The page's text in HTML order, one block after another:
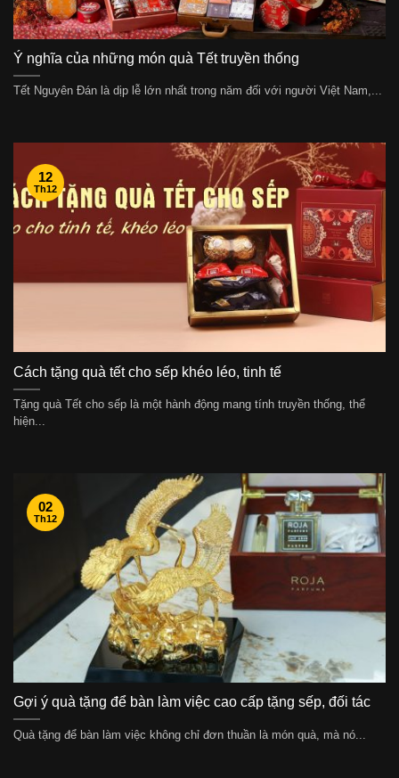
Ý nghĩa của những món quà Tết truyền thống
Tết Nguyên Đán là dịp lễ lớn nhất trong năm đối với người Việt Nam,...
Cách tặng quà tết cho sếp khéo léo, tinh tế
Tặng quà Tết cho sếp là một hành động mang tính truyền thống, thể
hiện...
12
Th12
Gợi ý quà tặng để bàn làm việc cao cấp tặng sếp, đối tác
Quà tặng để bàn làm việc không chỉ đơn thuần là món quà, mà nó...
02
Th12